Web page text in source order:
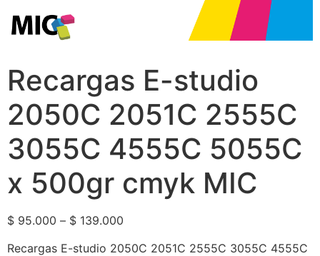
Recargas E-studio
2050C 2051C 2555C
3055C 4555C 5055C
x 500gr cmyk MIC
$ 95.000 – $ 139.000
Recargas E-studio 2050C 2051C 2555C 3055C 4555C